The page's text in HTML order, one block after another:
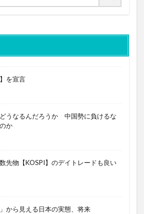
を宣言
どうなるんだろうか 中国勢に負けるな
か
先物【KOSPI】のデイトレードも良い
から見える日本の実態、将来